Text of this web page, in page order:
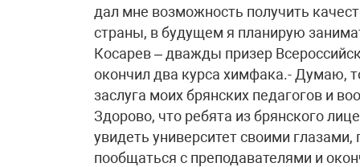
дал мне возможность получить
страны, в будущем я планирую
Косарев – дважды призер
окончил два курса химфака.- Думаю,
заслуга моих брянских педагогов и
Здорово, что ребята из брянского
увидеть университет своими
пообщаться с преподавателями и